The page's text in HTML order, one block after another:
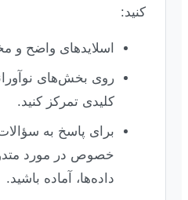
کنید:
اسلایدهای واضح و
روی بخش‌های
کلیدی تمرکز کنید.
برای پاسخ به
خصوص در مورد
داده‌ها، آماده باشید.